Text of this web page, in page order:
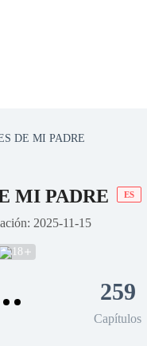
DE MI PADRE
MI PADRE ES
2025-11-15
18
259
Capítulos